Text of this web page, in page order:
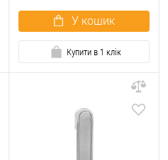
У кошик
Купити в 1 клік